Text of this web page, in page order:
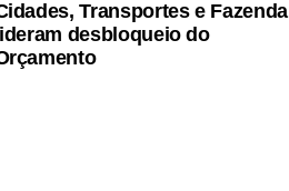
no ambiente
também
ao debate
Transportes e Fazenda
lideram desbloqueio do